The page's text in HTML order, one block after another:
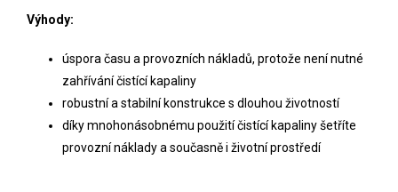
Výhody:
úspora času a provozních nákladů, protože není nutné
zahřívání čistící kapaliny
robustní a stabilní konstrukce s dlouhou životností
díky mnohonásobnému použití čistící kapaliny šetříte
provozní náklady a současně i životní prostředí